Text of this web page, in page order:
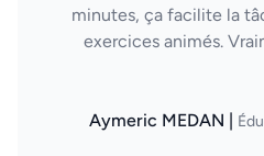
minutes, ça facilite la
exercices animés.
Aymeric MEDAN |